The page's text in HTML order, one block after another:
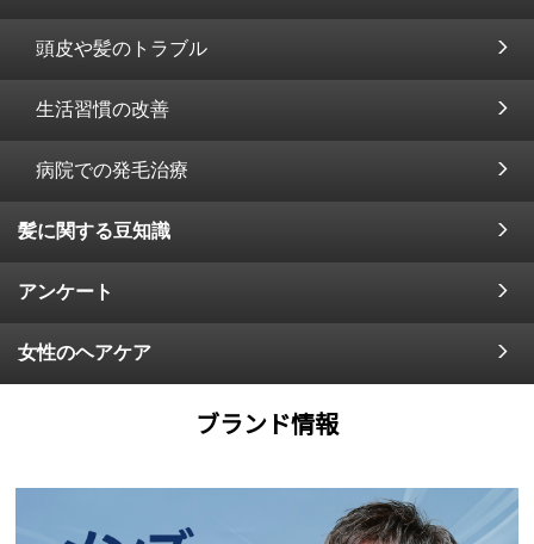
頭皮や髪のトラブル
生活習慣の改善
病院での発毛治療
髪に関する豆知識
アンケート
女性のヘアケア
ブランド情報